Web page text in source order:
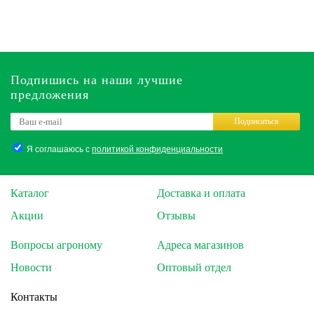
Подпишись на наши лучшие
предложения
Я соглашаюсь сполитикой конфиденциальности
Подписаться
Каталог
Акции
Доставка и оплата
Отзывы
Вопросы агроному
Новости
Адреса магазинов
Оптовый отдел
Контакты